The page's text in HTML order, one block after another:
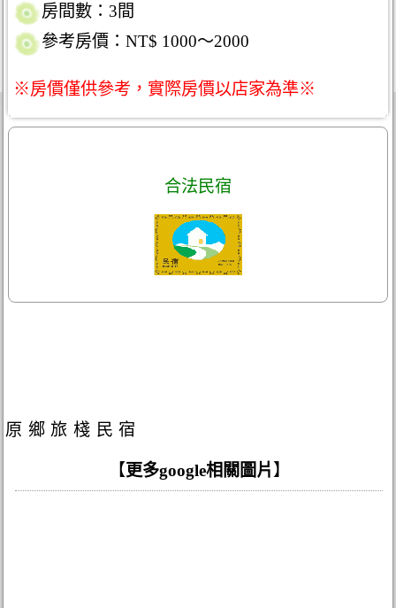
房間數：3間
參考房價：NT$ 1000～2000
※房價僅供參考，實際房價以店家為準※
合法民宿
原鄉旅棧民宿
【更多google相關圖片 】